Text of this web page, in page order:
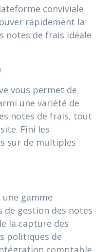
conviviale
rapidement la
notes de frais idéale
vous permet de
une variété de
notes de frais, tout
Fini les
sur de multiples
une gamme
de gestion des notes
la capture des
politiques de
comptable,